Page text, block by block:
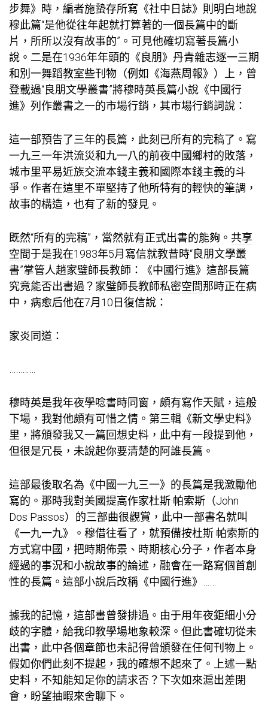
步舞》時，編者施蟄存所寫《社中日誌》則明白地說
穆此篇“是他從往年起就打算著的一個長篇中的斷
片，所所以沒有故事的”。可見他確切寫著長篇小
說。二是在1936年年頭的《良朋》丹青雜志逐一三期
和別一舞蹈教室些刊物（例如《海燕周報》）上，曾
登載過“良朋文學叢書”將穆時英長篇小說《中國行
進》列作叢書之一的市場行銷，其市場行銷詞說：
這一部預告了三年的長篇，此刻已所有的完稿了。寫
一九三一年洪流災和九一八的前夜中國鄉村的敗落，
城市里平易近族交流本錢主義和國際本錢主義的斗
爭。作者在這里不單堅持了他所特有的輕快的筆調，
故事的構造，也有了新的發見。
既然“所有的完稿”，當然就有正式出書的能夠。 共享
空間于是我在1983年5月寫信就教昔時“良朋文學叢
書”掌管人趙家璧師長教師：《中國行進》這部長篇
究竟能否出書過？家璧師長教師私密空間那時正在病
中，病愈后他在7月10日復信說：
家炎同道：
…………
穆時英是我年夜學唸書時同窗，頗有寫作天賦，這般
下場，我對他頗有可惜之情。第三輯《新文學史料》
里，將頒發我又一篇回想史料，此中有一段提到他，
但很是冗長，未說起你要清楚的阿誰長篇。
這部最後取名為《中國一九三一》的長篇是我激勵他
寫的。那時我對美國提高作家杜斯·帕索斯（John
Dos Passos）的三部曲很觀賞，此中一部書名就叫
《一九一九》。穆借往看了，就預備按杜斯·帕索斯的
方式寫中國，把時期佈景、時期核心分子，作者本身
經過的事況和小說故事的論述，融會在一路寫個首創
性的長篇。這部小說后改稱《中國行進》……
據我的記憶，這部書曾發排過。由于用年夜鉅細小分
歧的字體，給我印教學場地象較深。但此書確切從未
出書，此中各個章節也未記得曾頒發在任何刊物上。
假如你們此刻不提起，我的確想不起來了。上述一點
史料，不知能知足你的請求否？下次如來滬出差閉
會，盼望抽暇來舍聊下。